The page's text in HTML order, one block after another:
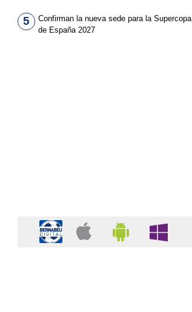
5
Confirman la nueva sede para la Supercopa
de España 2027